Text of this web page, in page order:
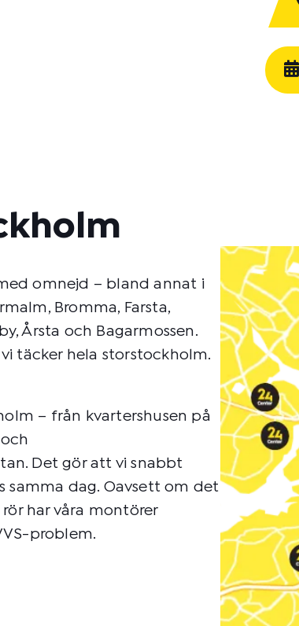
omnejd – bland annat i
Bromma, Farsta,
Årsta och Bagarmossen.
täcker hela storstockholm.
– från kvartershusen på
Det gör att vi snabbt
samma dag. Oavsett om det
har våra montörer
problem.